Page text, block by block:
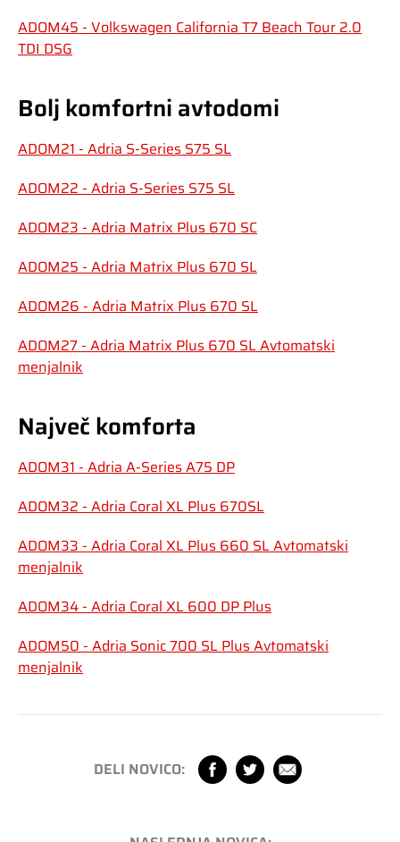
ADOM45 - Volkswagen California T7 Beach Tour 2.0
TDI DSG
Bolj komfortni avtodomi
ADOM21 - Adria S-Series S75 SL
ADOM22 - Adria S-Series S75 SL
ADOM23 - Adria Matrix Plus 670 SC
ADOM25 - Adria Matrix Plus 670 SL
ADOM26 - Adria Matrix Plus 670 SL
ADOM27 - Adria Matrix Plus 670 SL Avtomatski
menjalnik
Največ komforta
ADOM31 - Adria A-Series A75 DP
ADOM32 - Adria Coral XL Plus 670SL
ADOM33 - Adria Coral XL Plus 660 SL Avtomatski
menjalnik
ADOM34 - Adria Coral XL 600 DP Plus
ADOM50 - Adria Sonic 700 SL Plus Avtomatski
menjalnik
DELI NOVICO: